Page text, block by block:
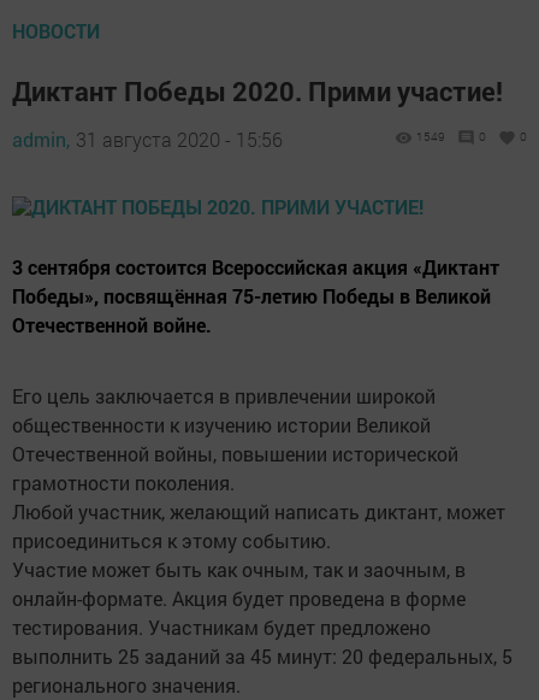
НОВОСТИ
Диктант Победы 2020. Прими участие!
admin, 31 августа 2020 - 15:56 1549 0 0
3 сентября состоится Всероссийская акция «Диктант
Победы», посвящённая 75-летию Победы в Великой
Отечественной войне.
Его цель заключается в привлечении широкой
общественности к изучению истории Великой
Отечественной войны, повышении исторической
грамотности поколения.
Любой участник, желающий написать диктант, может
присоединиться к этому событию.
Участие может быть как очным, так и заочным, в
онлайн-формате. Акция будет проведена в форме
тестирования. Участникам будет предложено
выполнить 25 заданий за 45 минут: 20 федеральных, 5
регионального значения.